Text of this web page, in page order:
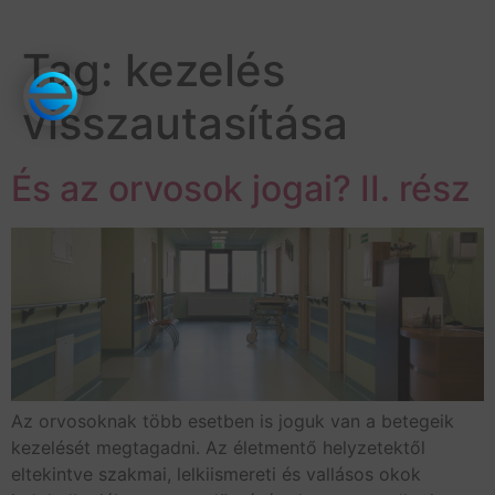
Tag: kezelés
visszautasítása
És az orvosok jogai? II. rész
Az orvosoknak több esetben is joguk van a betegeik
kezelését megtagadni. Az életmentő helyzetektől
eltekintve szakmai, lelkiismereti és vallásos okok